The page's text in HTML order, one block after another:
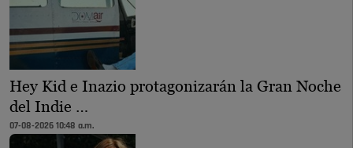
Hey Kid e Inazio protagonizarán la Gran Noche
del Indie …
07-08-2026 10:48 a.m.